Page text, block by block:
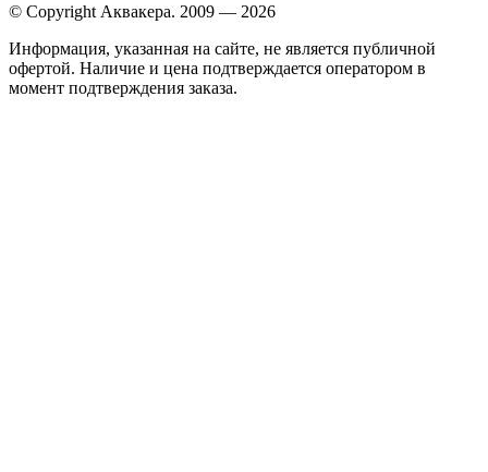
© Copyright Аквакера. 2009 — 2026
Информация, указанная на сайте, не является публичной
офертой. Наличие и цена подтверждается оператором в
момент подтверждения заказа.